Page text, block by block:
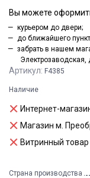
Артикул: F4385
Наличие
Интернет-
Магазин м.
Витринный
Страна производства
Вы можете
курьером до двери;
до ближайшего
забрать в нашем
Электрозаводская,